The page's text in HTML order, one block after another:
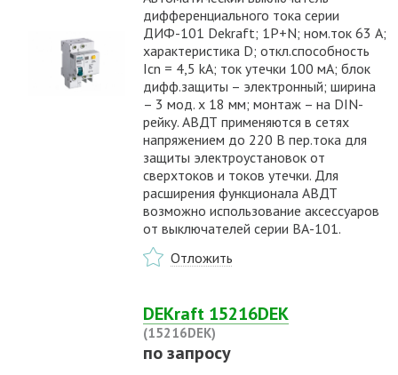
дифференциального тока серии
ДИФ-101 Dekraft; 1P+N; ном.ток 63 А;
характеристика D; откл.способность
Icn = 4,5 kA; ток утечки 100 мА; блок
дифф.защиты – электронный; ширина
– 3 мод. х 18 мм; монтаж – на DIN-
рейку. АВДТ применяются в сетях
напряжением до 220 В пер.тока для
защиты электроустановок от
сверхтоков и токов утечки. Для
расширения функционала АВДТ
возможно использование аксессуаров
от выключателей серии ВА-101.
Отложить
DEKraft 15216DEK
(15216DEK)
по запросу